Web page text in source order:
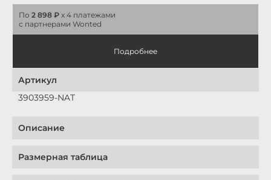
По 2 898 ₽ x 4 платежами
с партнерами Wonted
Подробнее
Артикул
3903959-NAT
Описание
Размерная таблица